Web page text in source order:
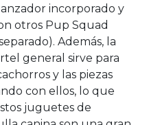
incorporado y
otros Pup Squad
Además, la
general sirve para
y las piezas
con ellos, lo que
juguetes de